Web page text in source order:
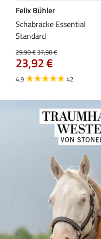
Felix Bühler
Schabracke Essential
Standard
29,90 €37,90 €
23,92 €
4.9 42